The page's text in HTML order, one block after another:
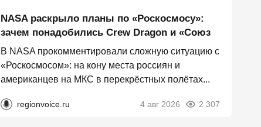
NASA раскрыло планы по «Роскосмосу»:
зачем понадобились Crew Dragon и «Союз
В NASA прокомментировали сложную ситуацию с
«Роскосмосом»: на кону места россиян и
американцев на МКС в перекрёстных полётах...
regionvoice.ru 4 авг 2026 2 307